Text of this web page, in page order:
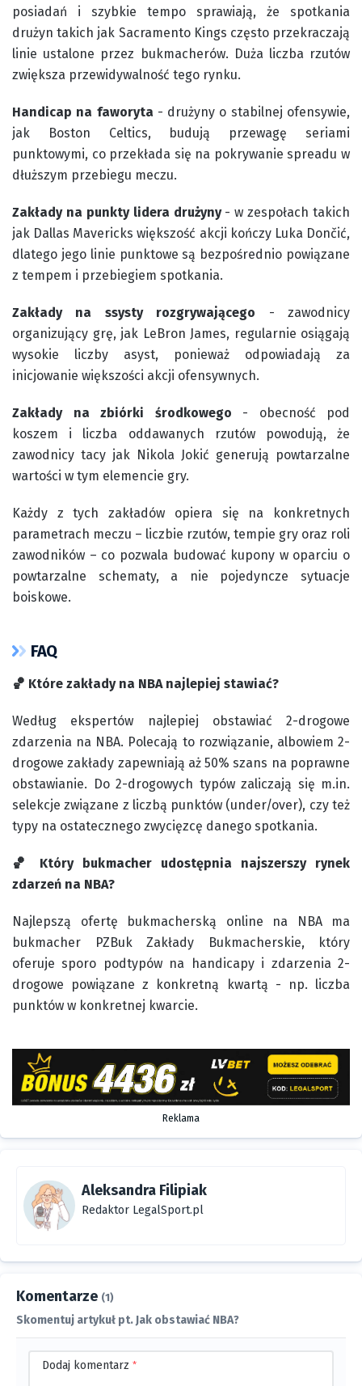
posiadań i szybkie tempo sprawiają, że spotkania
drużyn takich jak Sacramento Kings często przekraczają
linie ustalone przez bukmacherów. Duża liczba rzutów
zwiększa przewidywalność tego rynku.
Handicap na faworyta - drużyny o stabilnej ofensywie,
jak Boston Celtics, budują przewagę seriami
punktowymi, co przekłada się na pokrywanie spreadu w
dłuższym przebiegu meczu.
Zakłady na punkty lidera drużyny- w zespołach takich
jak Dallas Mavericks większość akcji kończy Luka Dončić,
dlatego jego linie punktowe są bezpośrednio powiązane
z tempem i przebiegiem spotkania.
Zakłady na ssysty rozgrywającego - zawodnicy
organizujący grę, jak LeBron James, regularnie osiągają
wysokie liczby asyst, ponieważ odpowiadają za
inicjowanie większości akcji ofensywnych.
Zakłady na zbiórki środkowego - obecność pod
koszem i liczba oddawanych rzutów powodują, że
zawodnicy tacy jak Nikola Jokić generują powtarzalne
wartości w tym elemencie gry.
Każdy z tych zakładów opiera się na konkretnych
parametrach meczu – liczbie rzutów, tempie gry oraz roli
zawodników – co pozwala budować kupony w oparciu o
powtarzalne schematy, a nie pojedyncze sytuacje
boiskowe.
FAQ
🏀 Które zakłady na NBA najlepiej stawiać?
Według ekspertów najlepiej obstawiać 2-drogowe
zdarzenia na NBA. Polecają to rozwiązanie, albowiem 2-
drogowe zakłady zapewniają aż 50% szans na poprawne
obstawianie. Do 2-drogowych typów zaliczają się m.in.
selekcje związane z liczbą punktów (under/over), czy też
typy na ostatecznego zwycięzcę danego spotkania.
🏀 Który bukmacher udostępnia najszerszy rynek
zdarzeń na NBA?
Najlepszą ofertę bukmacherską online na NBA ma
bukmacher PZBuk Zakłady Bukmacherskie, który
oferuje sporo podtypów na handicapy i zdarzenia 2-
drogowe powiązane z konkretną kwartą - np. liczba
punktów w konkretnej kwarcie.
Reklama
Aleksandra Filipiak
Redaktor LegalSport.pl
Komentarze (1)
Skomentuj artykuł pt. Jak obstawiać NBA?
Dodaj komentarz *